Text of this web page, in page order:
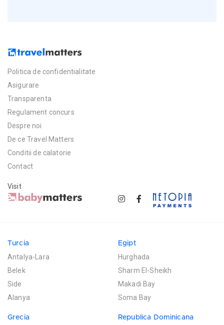
Politica de confidentialitate
Asigurare
Transparenta
Regulament concurs
Despre noi
De ce Travel Matters
Conditii de calatorie
Contact
Visit
Turcia
Antalya-Lara
Belek
Side
Alanya
Egipt
Hurghada
Sharm El-Sheikh
Makadi Bay
Soma Bay
Grecia Republica Dominicana